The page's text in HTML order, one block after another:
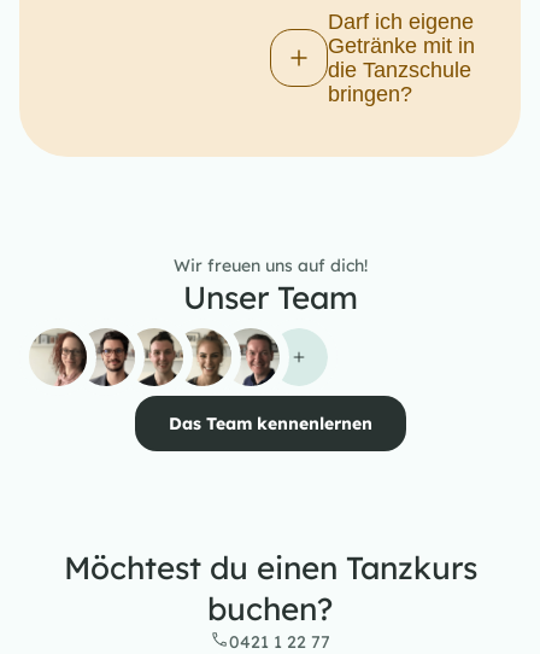
Darf ich eigene
Getränke mit in
die Tanzschule
bringen?
Wir freuen uns auf dich!
Unser Team
Das Team kennenlernen
Möchtest du einen Tanzkurs
buchen?
0421 1 22 77